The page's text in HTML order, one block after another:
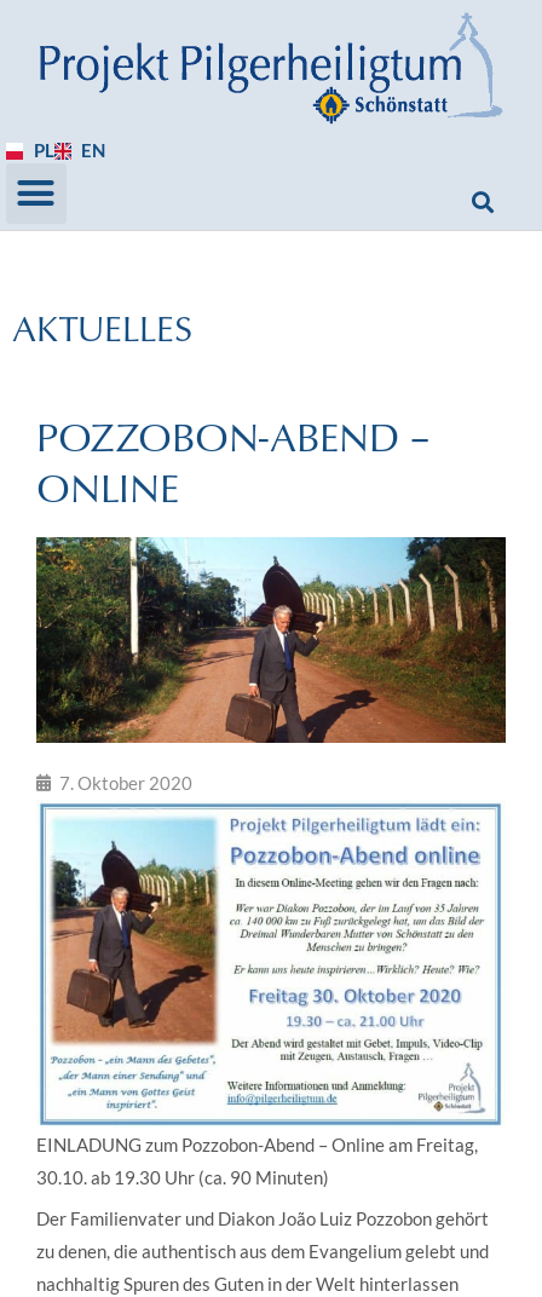
PL EN
AKTUELLES
POZZOBON-ABEND –
ONLINE
7. Oktober 2020
EINLADUNG zum Pozzobon-Abend – Online am Freitag,
30.10. ab 19.30 Uhr (ca. 90 Minuten)
Der Familienvater und Diakon João Luiz Pozzobon gehört
zu denen, die authentisch aus dem Evangelium gelebt und
nachhaltig Spuren des Guten in der Welt hinterlassen